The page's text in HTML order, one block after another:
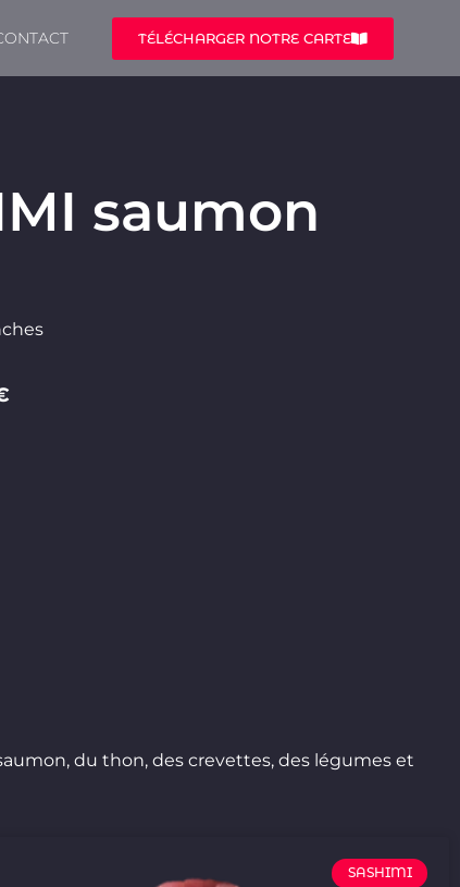
TÉLÉCHARGER NOTRE CARTE
saumon
du thon, des crevettes, des légumes et
SASHIMI